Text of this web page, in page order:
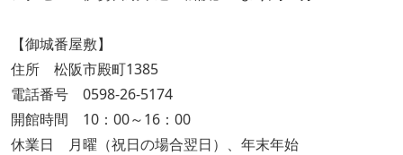
【御城番屋敷】
住所 松阪市殿町1385
電話番号 0598-26-5174
開館時間 10：00～16：00
休業日 月曜（祝日の場合翌日）、年末年始